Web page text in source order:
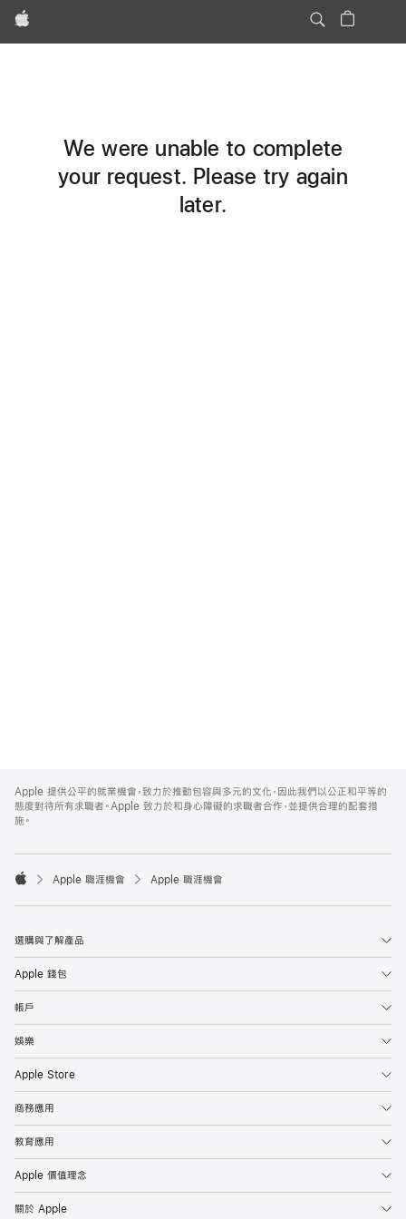
Apple
We were unable to complete
your request. Please try again
later.
Footer
Apple 提供公平的就業機會，致力於推動包容與多元的文化，因此我們以公正和平等的
態度對待所有求職者。Apple 致力於和身心障礙的求職者合作，並提供合理的配套措
施。

Apple 職涯機會 Apple 職涯機會
選購與了解產品
Apple 錢包
帳戶
娛樂
Apple Store
商務應用
教育應用
Apple 價值理念
關於 Apple